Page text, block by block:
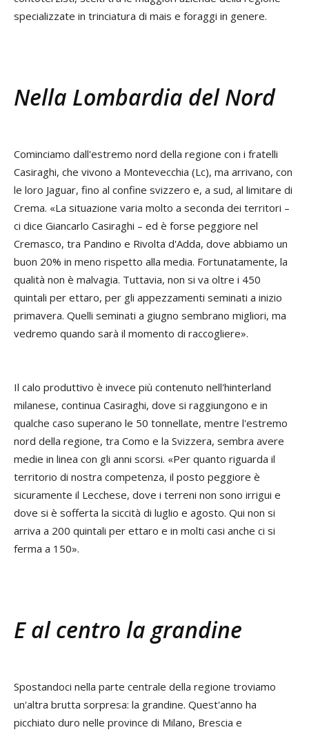
specializzate in trinciatura di mais e foraggi in genere.
Nella Lombardia del Nord
Cominciamo dall'estremo nord della regione con i fratelli
Casiraghi, che vivono a Montevecchia (Lc), ma arrivano, con
le loro Jaguar, fino al confine svizzero e, a sud, al limitare di
Crema. «La situazione varia molto a seconda dei territori –
ci dice Giancarlo Casiraghi – ed è forse peggiore nel
Cremasco, tra Pandino e Rivolta d'Adda, dove abbiamo un
buon 20% in meno rispetto alla media. Fortunatamente, la
qualità non è malvagia. Tuttavia, non si va oltre i 450
quintali per ettaro, per gli appezzamenti seminati a inizio
primavera. Quelli seminati a giugno sembrano migliori, ma
vedremo quando sarà il momento di raccogliere».
Il calo produttivo è invece più contenuto nell'hinterland
milanese, continua Casiraghi, dove si raggiungono e in
qualche caso superano le 50 tonnellate, mentre l'estremo
nord della regione, tra Como e la Svizzera, sembra avere
medie in linea con gli anni scorsi. «Per quanto riguarda il
territorio di nostra competenza, il posto peggiore è
sicuramente il Lecchese, dove i terreni non sono irrigui e
dove si è sofferta la siccità di luglio e agosto. Qui non si
arriva a 200 quintali per ettaro e in molti casi anche ci si
ferma a 150».
E al centro la grandine
Spostandoci nella parte centrale della regione troviamo
un'altra brutta sorpresa: la grandine. Quest'anno ha
picchiato duro nelle province di Milano, Brescia e